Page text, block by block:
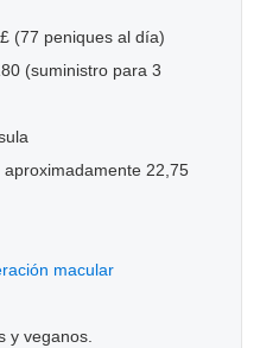
(77 peniques al día)
(suministro para 3
22,75
macular
y veganos.